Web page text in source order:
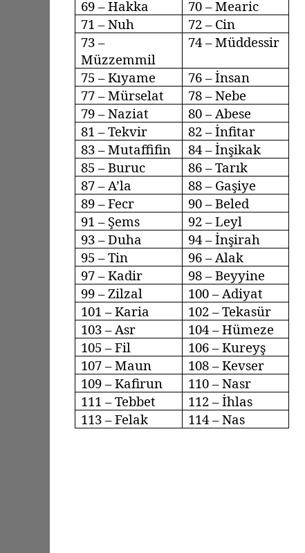
69 – Hakka
70 –Mearic
71 – Nuh
72 – Cin
73 –
Müzzemmil
74 –Müddessir
75 –Kıyame
76 – İnsan
77 –Mürselat 78 –Nebe
79 –Naziat
80 – Abese
81 –Tekvir 82 –İnfitar
83 –Mutaffifin 84 –İnşikak
85 –Buruc
86 – Tarık
87 –A’la 88 – Gaşiye
89 –Fecr 90 –Beled
91 – Şems
92 –Leyl
93 –Duha
94 – İnşirah
95 – Tin
96 –Alak
97 – Kadir
98 –Beyyine
99 –Zilzal 100 –Adiyat
101 – Karia
102 –Tekasür
103 –Asr 104 –Hümeze
105 – Fil
106 –Kureyş
107 – Maun
108 – Kevser
109 –Kafirun 110 –Nasr
111 –Tebbet
112 – İhlas
113 –Felak 114 – Nas